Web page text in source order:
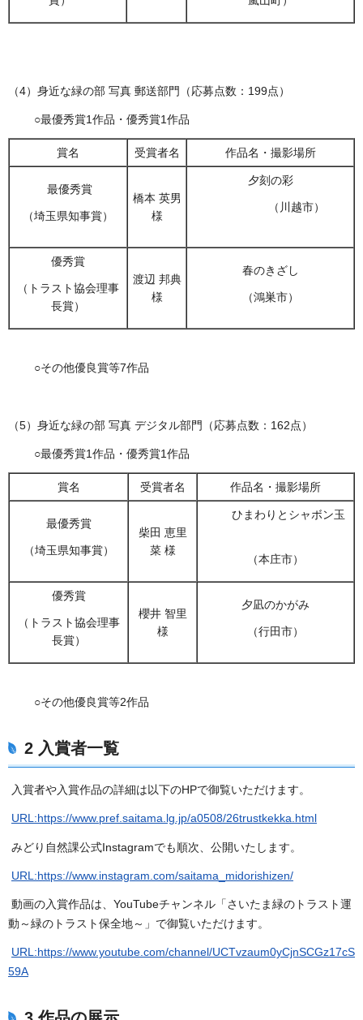
（4）身近な緑の部 写真 郵送部門（応募点数：199点）
○最優秀賞1作品・優秀賞1作品
賞名 受賞者名 作品名・撮影場所
最優秀賞
（埼玉県知事賞）
橋本 英男
様
夕刻の彩
（川越市）
優秀賞
（トラスト協会理事
長賞）
渡辺 邦典
様
春のきざし
（鴻巣市）
○その他優良賞等7作品
（5）身近な緑の部 写真 デジタル部門（応募点数：162点）
○最優秀賞1作品・優秀賞1作品
賞名 受賞者名 作品名・撮影場所
最優秀賞
（埼玉県知事賞）
柴田 恵里
菜 様
ひまわりとシャボン玉
（本庄市）
優秀賞
（トラスト協会理事
長賞）
櫻井 智里
様
夕凪のかがみ
（行田市）
○その他優良賞等2作品
2 入賞者一覧
入賞者や入賞作品の詳細は以下のHPで御覧いただけます。
URL:https://www.pref.saitama.lg.jp/a0508/26trustkekka.html
みどり自然課公式Instagramでも順次、公開いたします。
URL:https://www.instagram.com/saitama_midorishizen/
動画の入賞作品は、YouTubeチャンネル「さいたま緑のトラスト運
動～緑のトラスト保全地～」で御覧いただけます。
URL:https://www.youtube.com/channel/UCTvzaum0yCjnSCGz17cS
59A